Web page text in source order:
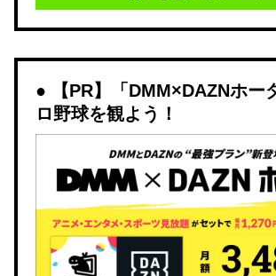
【PR】「DMM×DAZNホー
ロ野球を観よう！